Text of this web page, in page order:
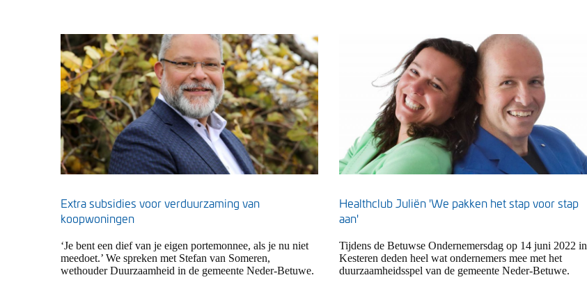
Extra subsidies voor verduurzaming van
koopwoningen
‘Je bent een dief van je eigen portemonnee, als je nu niet
meedoet.’ We spreken met Stefan van Someren,
wethouder Duurzaamheid in de gemeente Neder-Betuwe.
Healthclub Juliën 'We pakken het stap voor stap
aan'
Tijdens de Betuwse Ondernemersdag op 14 juni 2022 in
Kesteren deden heel wat ondernemers mee met het
duurzaamheidsspel van de gemeente Neder-Betuwe.